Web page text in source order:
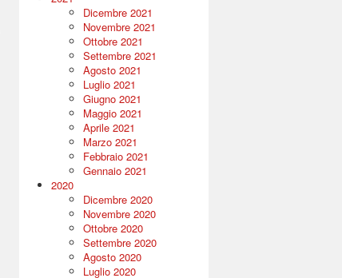
Dicembre 2021
Novembre 2021
Ottobre 2021
Settembre 2021
Agosto 2021
Luglio 2021
Giugno 2021
Maggio 2021
Aprile 2021
Marzo 2021
Febbraio 2021
Gennaio 2021
2020
Dicembre 2020
Novembre 2020
Ottobre 2020
Settembre 2020
Agosto 2020
Luglio 2020